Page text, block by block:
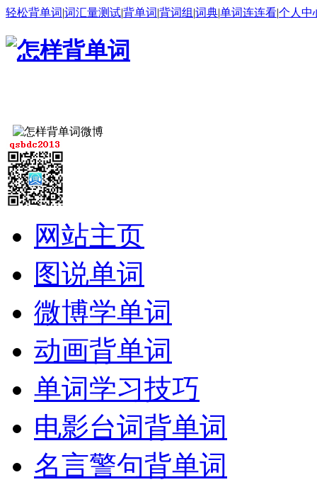
轻松背单词|词汇量测试|背单词|背词组 |词典|单词连连看|个人中
网站主页
图说单词
微博学单词
动画背单词
单词学习技巧
电影台词背单词
名言警句背单词